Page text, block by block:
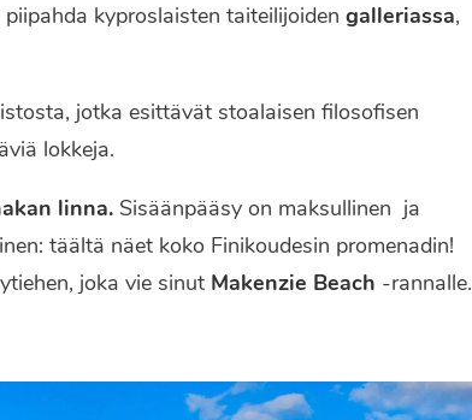
kyproslaisten taiteilijoiden galleriassa,
jotka esittävät stoalaisen filosofisen
lokkeja.
linna. Sisäänpääsy on maksullinen ja
täältä näet koko Finikoudesin promenadin!
joka vie sinut Makenzie Beach -rannalle.